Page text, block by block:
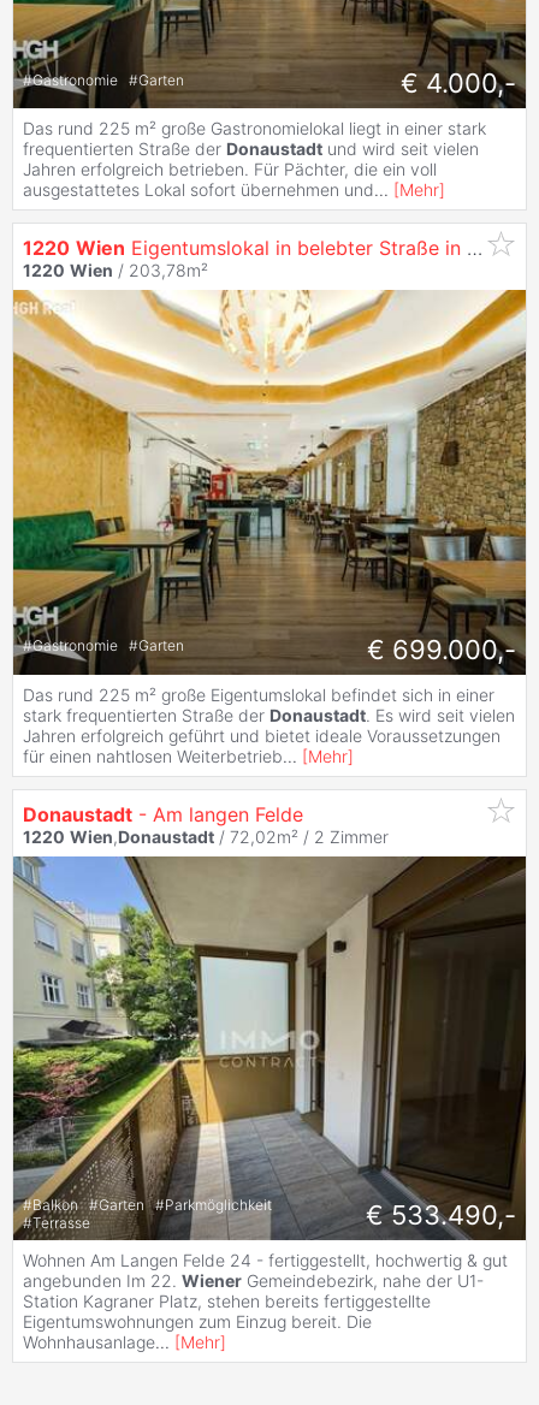
#Gastronomie #Garten € 4.000,-
Das rund 225 m² große Gastronomielokal liegt in einer stark
frequentierten Straße der Donaustadt und wird seit vielen
Jahren erfolgreich betrieben. Für Pächter, die ein voll
ausgestattetes Lokal sofort übernehmen und... [Mehr]
1220 Wien Eigentumslokal in belebter Straße in der
1220 Wien / 203,78m²
#Gastronomie #Garten € 699.000,-
Das rund 225 m² große Eigentumslokal befindet sich in einer
stark frequentierten Straße der Donaustadt. Es wird seit vielen
Jahren erfolgreich geführt und bietet ideale Voraussetzungen
für einen nahtlosen Weiterbetrieb... [Mehr]
Donaustadt - Am langen Felde
1220 Wien,Donaustadt / 72,02m² / 2 Zimmer
#Balkon #Garten #Parkmöglichkeit
#Terrasse € 533.490,-
Wohnen Am Langen Felde 24 - fertiggestellt, hochwertig & gut
angebunden Im 22. Wiener Gemeindebezirk, nahe der U1-
Station Kagraner Platz, stehen bereits fertiggestellte
Eigentumswohnungen zum Einzug bereit. Die
Wohnhausanlage... [Mehr]